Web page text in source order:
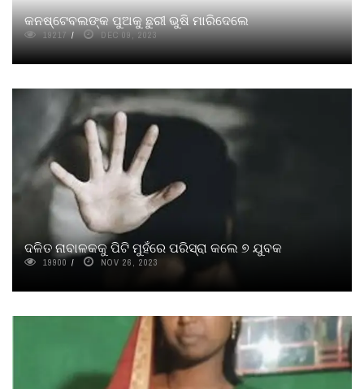
କନଷ୍ଟେବଲଙ୍କ ପୁଅକୁ ଛୁରୀ ଭୁଷି ମାରିଦେଲେ
19217 DEC 09, 2023
ଦଳିତ ନାବାଳକକୁ ପିଟି ମୁହଁରେ ପରିସ୍ରା କଲେ ୭ ଯୁବକ
19900 NOV 26, 2023